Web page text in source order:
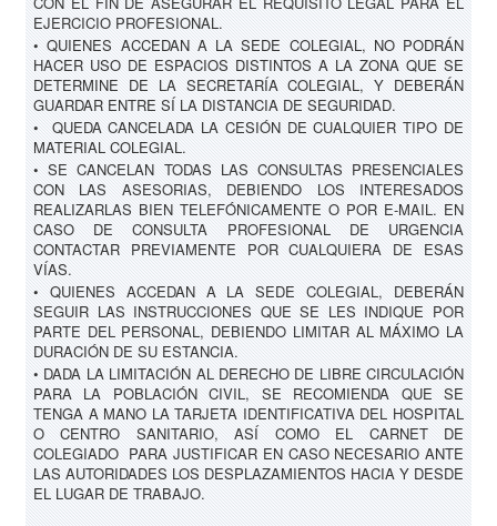
EJERCICIO PROFESIONAL.
• QUIENES ACCEDAN A LA SEDE COLEGIAL, NO PODRÁN
HACER USO DE ESPACIOS DISTINTOS A LA ZONA QUE SE
DETERMINE DE LA SECRETARÍA COLEGIAL, Y DEBERÁN
GUARDAR ENTRE SÍ LA DISTANCIA DE SEGURIDAD.
• QUEDA CANCELADA LA CESIÓN DE CUALQUIER TIPO DE
MATERIAL COLEGIAL.
• SE CANCELAN TODAS LAS CONSULTAS PRESENCIALES
CON LAS ASESORIAS, DEBIENDO LOS INTERESADOS
REALIZARLAS BIEN TELEFÓNICAMENTE O POR E-MAIL. EN
CASO DE CONSULTA PROFESIONAL DE URGENCIA
CONTACTAR PREVIAMENTE POR CUALQUIERA DE ESAS
VÍAS.
• QUIENES ACCEDAN A LA SEDE COLEGIAL, DEBERÁN
SEGUIR LAS INSTRUCCIONES QUE SE LES INDIQUE POR
PARTE DEL PERSONAL, DEBIENDO LIMITAR AL MÁXIMO LA
DURACIÓN DE SU ESTANCIA.
• DADA LA LIMITACIÓN AL DERECHO DE LIBRE CIRCULACIÓN
PARA LA POBLACIÓN CIVIL, SE RECOMIENDA QUE SE
TENGA A MANO LA TARJETA IDENTIFICATIVA DEL HOSPITAL
O CENTRO SANITARIO, ASÍ COMO EL CARNET DE
COLEGIADO PARA JUSTIFICAR EN CASO NECESARIO ANTE
LAS AUTORIDADES LOS DESPLAZAMIENTOS HACIA Y DESDE
EL LUGAR DE TRABAJO.